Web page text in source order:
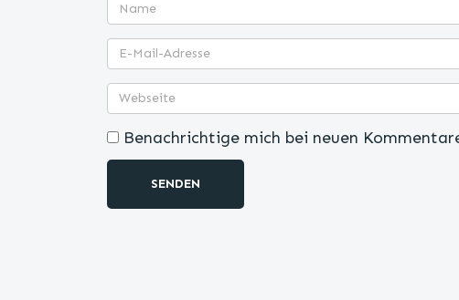
Benachrichtige mich bei neuen
SENDEN